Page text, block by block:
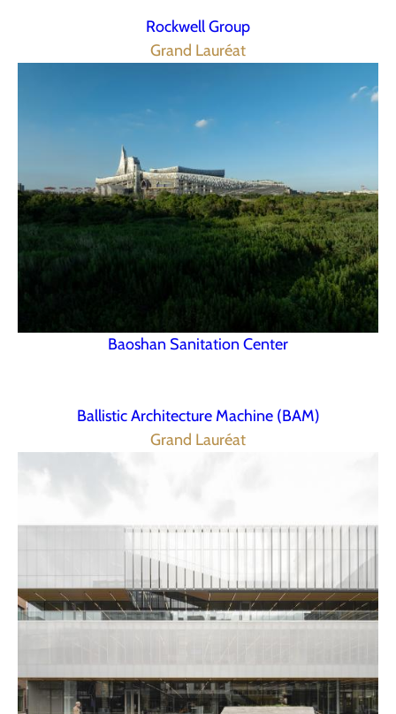
Rockwell Group
Grand Lauréat
Baoshan Sanitation Center
Ballistic Architecture Machine (BAM)
Grand Lauréat